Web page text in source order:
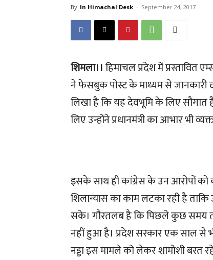
By In Himachal Desk - September 24, 2017
शिमला।।हिमाचल प्रदेश में प्रस्तावित
ने फेसबुक पोस्ट के माध्यम से जानकारी
लिखा है कि यह देवभूमि के लिए सौगात
लिए उन्होंने प्रधानमंत्री का आभार भी
इसके साथ ही कांग्रेस के उन आरोपों
शिलान्यास का काम लटका रही है
सके। गौरतलब है कि पिछले कुछ समय
नहीं हुआ है। प्रदेश सरकार एक साल से
नड्डा इस मामले को लेकर शामोशी बरत